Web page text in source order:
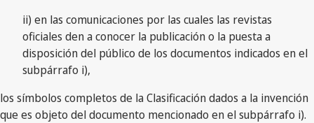
ii) en las comunicaciones por las cuales las revistas
oficiales den a conocer la publicación o la puesta a
disposición del público de los documentos indicados en el
subpárrafo i),
los símbolos completos de la Clasificación dados a la invención
que es objeto del documento mencionado en el subpárrafo i).